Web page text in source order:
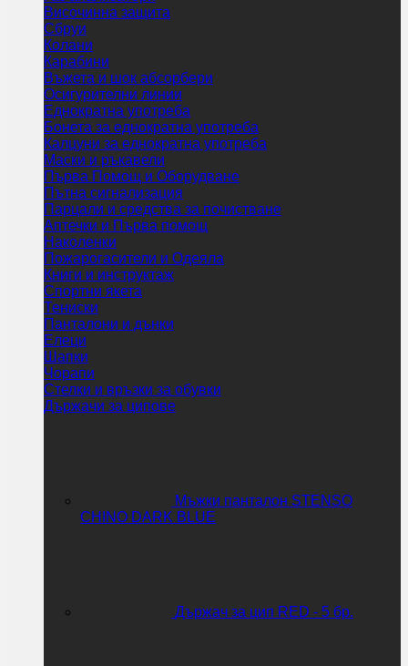
Височинна защита
Сбруи
Колани
Карабини
Въжета и шок абсорбери
Осигурителни линии
Еднократна употреба
Бонета за еднократна употреба
Калцуни за еднократна употреба
Маски и ръкавели
Първа Помощ и Оборудване
Пътна сигнализация
Парцали и средства за почистване
Аптечки и Първа помощ
Наколенки
Пожарогасители и Одеяла
Книги и инструктаж
Спортни якета
Тениски
Панталони и дънки
Елеци
Шапки
Чорапи
Стелки и връзки за обувки
Държачи за ципове
Мъжки панталон STENSO
CHINO DARK BLUE
Държач за цип RED - 5 бр.